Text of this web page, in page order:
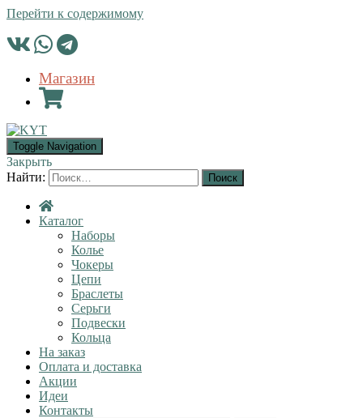
Перейти к содержимому
Магазин
Toggle Navigation
Закрыть
Найти:
Каталог
Наборы
Колье
Чокеры
Цепи
Браслеты
Серьги
Подвески
Кольца
На заказ
Оплата и доставка
Акции
Идеи
Контакты